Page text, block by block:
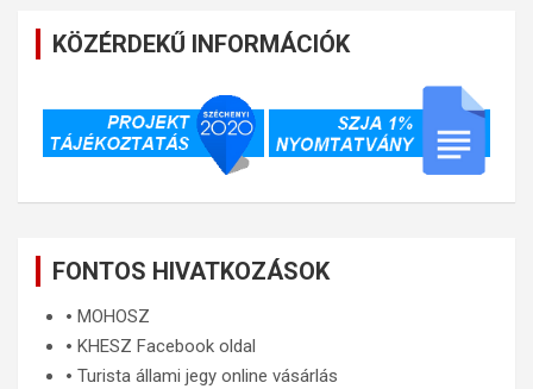
KÖZÉRDEKŰ INFORMÁCIÓK
FONTOS HIVATKOZÁSOK
🞄 MOHOSZ
🞄 KHESZ Facebook oldal
🞄 Turista állami jegy online vásárlás